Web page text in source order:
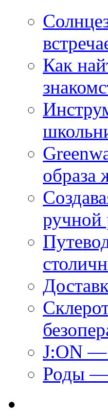
Как
образа
ручной
J:ON —
Роды —